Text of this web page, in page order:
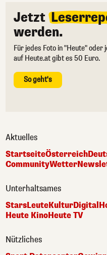
Jetzt
werden.
Für jedes Foto in "Heute" oder
auf Heute.at gibt es 50 Euro.
So geht's
Aktuelles
StartseiteÖsterreich
CommunityWetter
Unterhaltsames
StarsLeuteKulturDigital
Heute KinoHeute TV
Nützliches